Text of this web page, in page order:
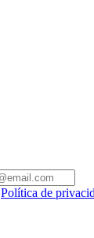
Política de